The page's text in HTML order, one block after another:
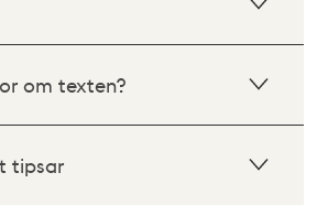
om texten?
tipsar